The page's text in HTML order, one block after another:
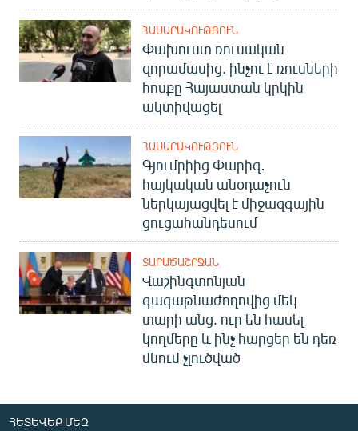
ՀԱՍԱՐԱԿՈՒԹՅՈՒՆ
Փախուստ ռուսական
զորամասից. ինչու է ռուսների
հոսքը Հայաստան կրկին
ակտիվացել
ՀԱՍԱՐԱԿՈՒԹՅՈՒՆ
Գյումրիից Փարիզ․
հայկական անօդաչուն
ներկայացվել է միջազգային
ցուցահանդեսում
ՏԱՐԱԾԱՇՐՋԱՆ
Վաշինգտոնյան
գագաթնաժողովից մեկ
տարի անց. ուր են հասել
կողմերը և ինչ հարցեր են դեռ
մնում չլուծված
ՀԵՏԵՎԵՔ ՄԵԶ